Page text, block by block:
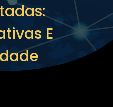
E